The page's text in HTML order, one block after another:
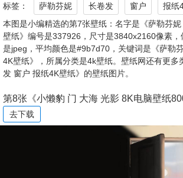
标签： 萨勒芬妮 长卷发 窗户
报纸
本图是小编精选的第7张壁纸：名字是《萨勒芬
壁纸》编号是337926，尺寸是3840x2160像素
是jpeg，平均颜色是#9b7d70，关键词是《萨勒
4K壁纸》，所属分类是4k壁纸。壁纸网还有更多
发 窗户 报纸4K壁纸》的壁纸图片。
第8张《小懒豹 门 大海 光影 8K电脑壁纸
去下载